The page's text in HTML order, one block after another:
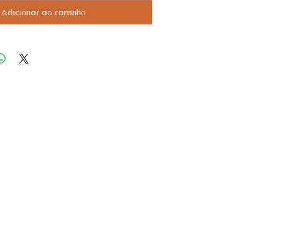
Adicionar ao carrinho